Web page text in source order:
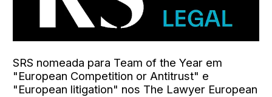
SRS nomeada para Team of the Year em
"European Competition or Antitrust" e
"European litigation" nos The Lawyer European